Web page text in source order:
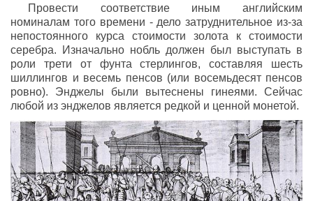
Провести соответствие иным английским
номиналам того времени - дело затруднительное из-за
непостоянного курса стоимости золота к стоимости
серебра. Изначально нобль должен был выступать в
роли трети от фунта стерлингов, составляя шесть
шиллингов и весемь пенсов (или восемьдесят пенсов
ровно). Энджелы были вытеснены гинеями. Сейчас
любой из энджелов является редкой и ценной монетой.